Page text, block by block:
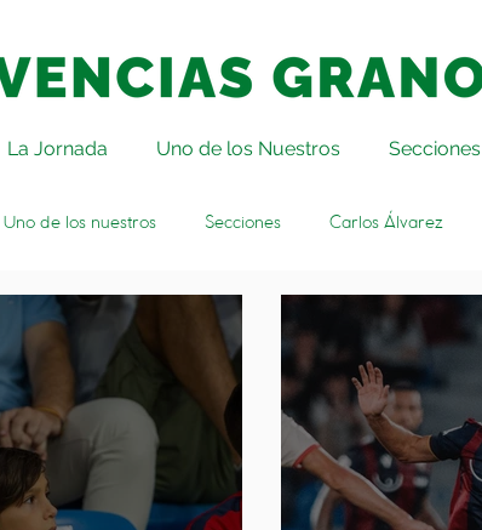
La Jornada Uno de los Nuestros Secciones
Uno de los nuestros Secciones Carlos Álvarez